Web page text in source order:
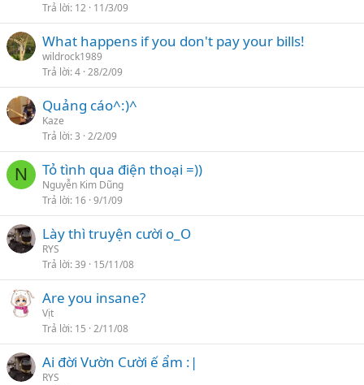
Trả lời 12 11/3/09
What happens if you don't pay your bills!
wildrock1989
Trả lời 4 28/2/09
Quảng cáo^:)^
Kaze
Trả lời 3 2/2/09
N Tỏ tình qua điện thoại =))
Nguyễn Kim Dũng
Trả lời 16 9/1/09
Lày thì truyện cười o_O
RYS
Trả lời 39 15/11/08
Are you insane?
Vịt
Trả lời 15 2/11/08
Ai đời Vườn Cười ế ẩm :|
RYS